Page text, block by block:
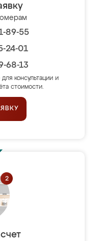
89-55
24-01
68-13
консультации и
стоимости.